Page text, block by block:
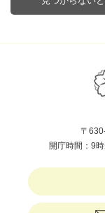
〒
開庁時間：9